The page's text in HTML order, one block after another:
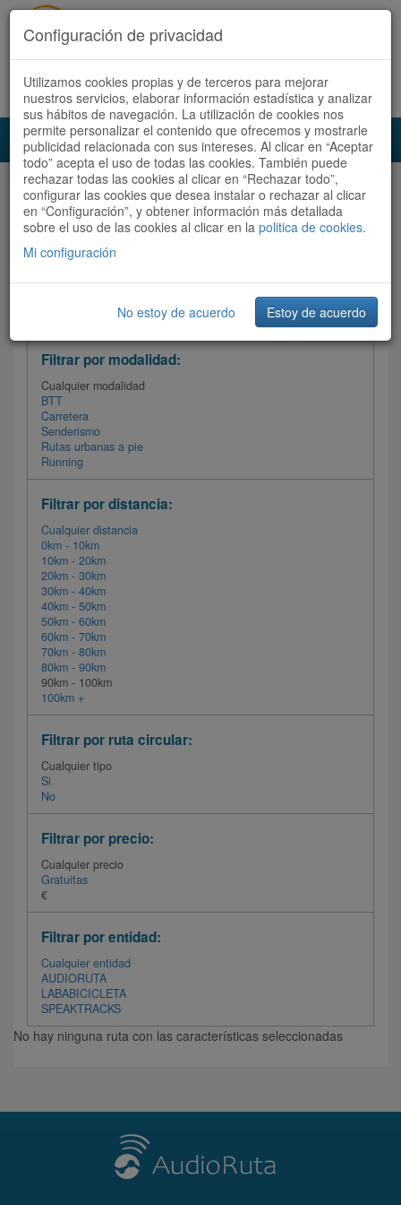
Acceder Registrate ahora Español | Català
Audioruta Todas las rutas
Todas las rutas Ordenar por:Más recientes
Filtrar las rutas
Filtrar por modalidad:
Cualquier modalidad
BTT
Carretera
Senderismo
Rutas urbanas a pie
Running
Filtrar por distancia:
Cualquier distancia
0km - 10km
10km - 20km
20km - 30km
30km - 40km
40km - 50km
50km - 60km
60km - 70km
70km - 80km
80km - 90km
90km - 100km
100km +
Filtrar por ruta circular:
Cualquier tipo
Si
No
Filtrar por precio:
Cualquier precio
Gratuitas
€
Filtrar por entidad:
Cualquier entidad
AUDIORUTA
LABABICICLETA
SPEAKTRACKS
No hay ninguna ruta con las características seleccionadas
Configuración de privacidad
Utilizamos cookies propias y de terceros para mejorar
nuestros servicios, elaborar información estadística y analizar
sus hábitos de navegación. La utilización de cookies nos
permite personalizar el contenido que ofrecemos y mostrarle
publicidad relacionada con sus intereses. Al clicar en “Aceptar
todo” acepta el uso de todas las cookies. También puede
rechazar todas las cookies al clicar en “Rechazar todo”,
configurar las cookies que desea instalar o rechazar al clicar
en “Configuración”, y obtener información más detallada
sobre el uso de las cookies al clicar en la politica de cookies.
Mi configuración
No estoy de acuerdo Estoy de acuerdo